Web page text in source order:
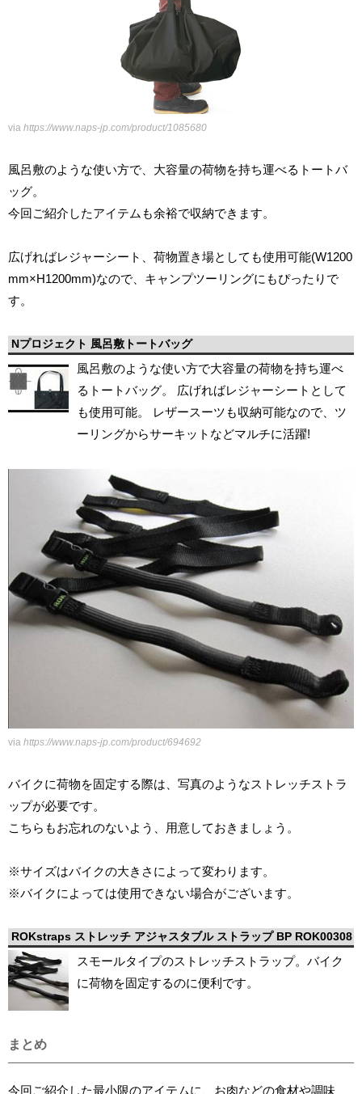
via https://www.naps-jp.com/product/1085680
風呂敷のような使い方で、大容量の荷物を持ち運べるトートバ
ッグ。
今回ご紹介したアイテムも余裕で収納できます。
広げればレジャーシート、荷物置き場としても使用可能(W1200
mm×H1200mm)なので、キャンプツーリングにもぴったりで
す。
Nプロジェクト 風呂敷トートバッグ
風呂敷のような使い方で大容量の荷物を持ち運べ
るトートバッグ。 広げればレジャーシートとして
も使用可能。 レザースーツも収納可能なので、ツ
ーリングからサーキットなどマルチに活躍!
via https://www.naps-jp.com/product/694692
バイクに荷物を固定する際は、写真のようなストレッチストラ
ップが必要です。
こちらもお忘れのないよう、用意しておきましょう。
※サイズはバイクの大きさによって変わります。
※バイクによっては使用できない場合がございます。
ROKstraps ストレッチ アジャスタブル ストラップ BP ROK00308
スモールタイプのストレッチストラップ。バイク
に荷物を固定するのに便利です。
まとめ
今回ご紹介した最小限のアイテムに、お肉などの食材や調味